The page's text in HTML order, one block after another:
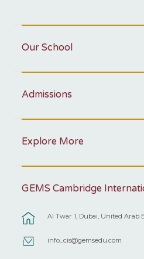
Our School
Admissions
Explore More
GEMS Cambridge
Al Twar 1, Dubai, United Arab
info_cis@gemsedu.com